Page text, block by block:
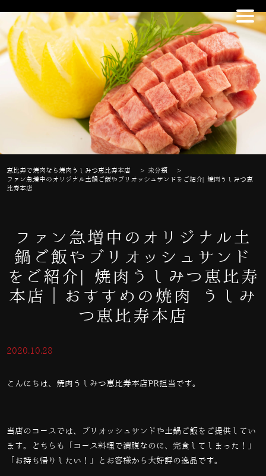
恵比寿で焼肉なら焼肉うしみつ恵比寿本店 >未分類
>
ファン急増中のオリジナル土鍋ご飯やブリオッシュサンドをご紹介| 焼肉うしみつ恵
比寿本店
ファン急増中のオリジナル土
鍋ご飯やブリオッシュサンド
をご紹介| 焼肉うしみつ恵比寿
本店｜おすすめの焼肉 うしみ
つ恵比寿本店
2020.10.28
こんにちは、焼肉うしみつ恵比寿本店PR担当です。
当店のコースでは、ブリオッシュサンドや土鍋ご飯をご提供してい
ます。どちらも「コース料理で満腹なのに、完食してしまった！」
「お持ち帰りしたい！」とお客様から大好評の逸品です。